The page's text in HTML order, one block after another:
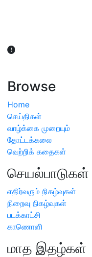
Browse
Home
செய்திகள்
வாழ்க்கை முறையும்
தோட்டக்கலை
வெற்றிக் கதைகள்
செயல்பாடுகள்
எதிர்வரும் நிகழ்வுகள்
நிறைவு நிகழ்வுகள்
படக்காட்சி
காணொளி
மாத இதழ்கள்